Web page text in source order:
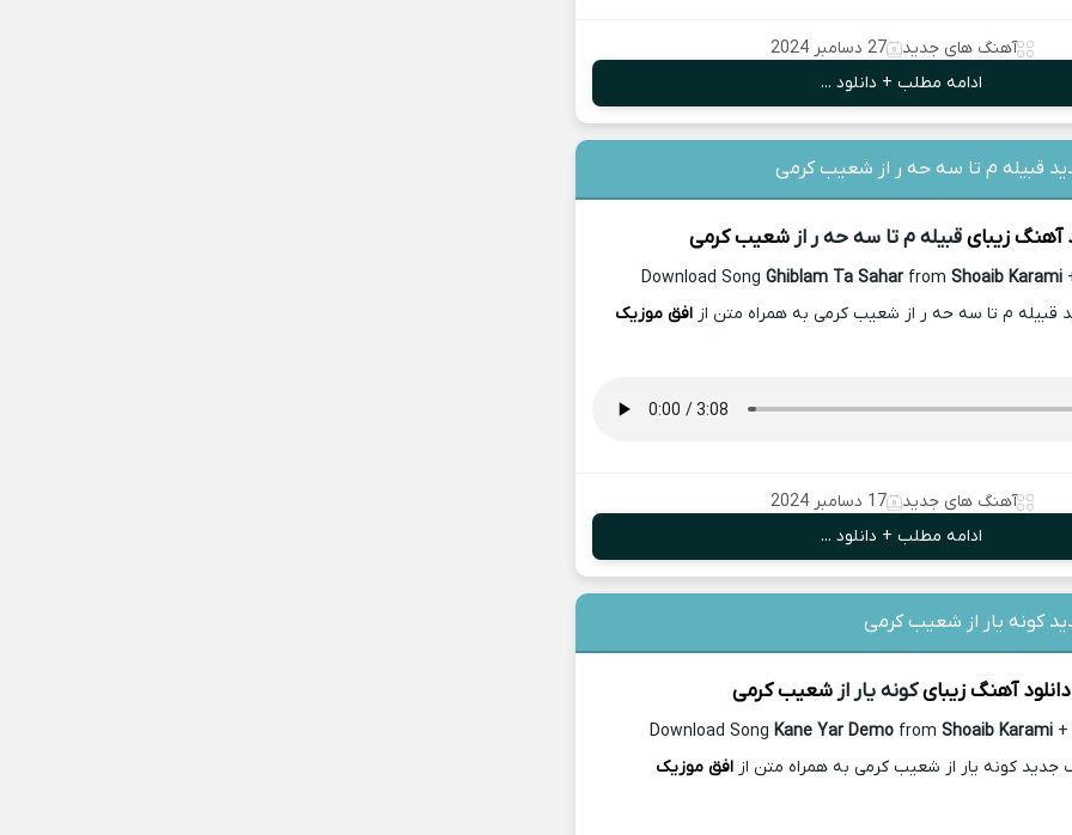
آهنگ های جدید
27 دسامبر 2024
ادامه مطلب + دانلود ...
قبیله م تا سه حه ر از شعیب کرمی
آهنگ زیبایقبیله م تا سه حه ر ازشعیب کرمی
Download Song Ghiblam Ta Saharfrom Shoaib Karami
قبیله م تا سه حه ر از شعیب کرمی به همراه متن ازافق موزیک
آهنگ های جدید
17 دسامبر 2024
ادامه مطلب + دانلود ...
کونه یار از شعیب کرمی
دانلود آهنگ زیبایکونه یار ازشعیب کرمی
Download SongKane Yar Demo from Shoaib Karami
جدید کونه یار از شعیب کرمی به همراه متن ازافق موزیک